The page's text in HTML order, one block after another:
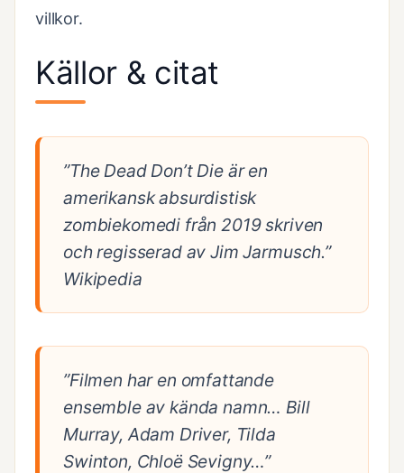
villkor.
Källor & citat
”The Dead Don’t Die är en
amerikansk absurdistisk
zombiekomedi från 2019 skriven
och regisserad av Jim Jarmusch.”
Wikipedia
”Filmen har en omfattande
ensemble av kända namn… Bill
Murray, Adam Driver, Tilda
Swinton, Chloë Sevigny…”